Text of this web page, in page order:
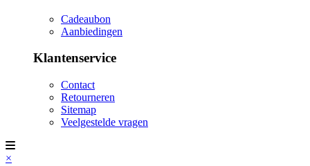
Cadeaubon
Aanbiedingen
Klantenservice
Contact
Retourneren
Sitemap
Veelgestelde vragen
×